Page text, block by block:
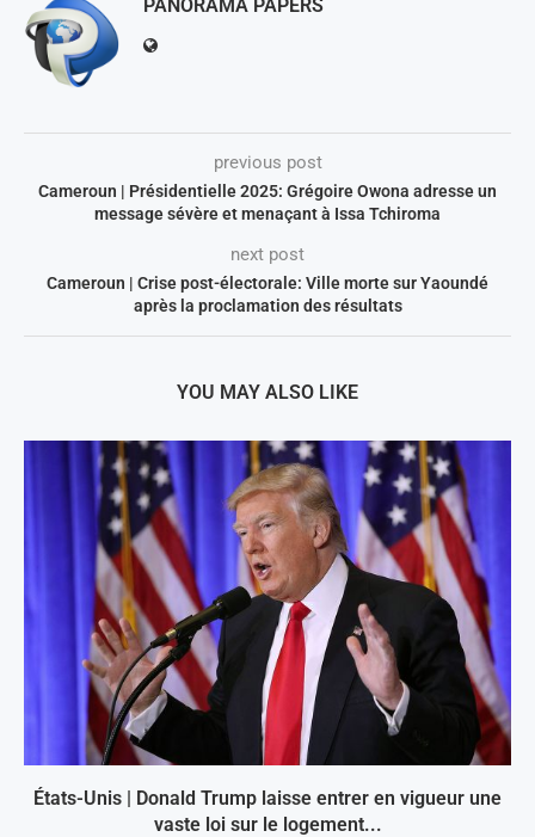
PANORAMA PAPERS
previous post
Cameroun | Présidentielle 2025: Grégoire Owona adresse un
message sévère et menaçant à Issa Tchiroma
next post
Cameroun | Crise post-électorale: Ville morte sur Yaoundé
après la proclamation des résultats
YOU MAY ALSO LIKE
États-Unis | Donald Trump laisse entrer en vigueur une
vaste loi sur le logement...